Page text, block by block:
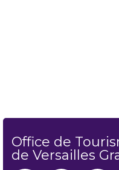
Office de
de Versailles